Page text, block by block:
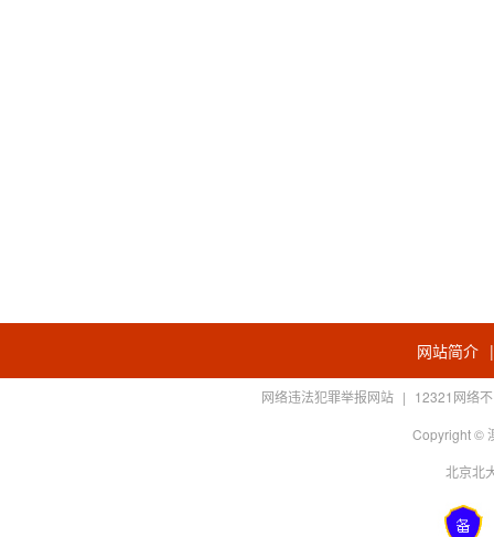
网站简介
网络违法犯罪举报网站 | 12321网络
Copyright ©
北京北